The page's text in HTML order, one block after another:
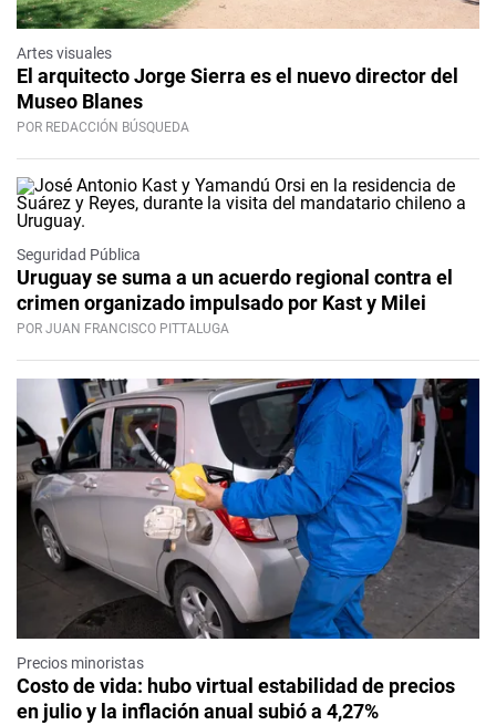
Artes visuales
El arquitecto Jorge Sierra es el nuevo director del
Museo Blanes
POR REDACCIÓN BÚSQUEDA
Seguridad Pública
Uruguay se suma a un acuerdo regional contra el
crimen organizado impulsado por Kast y Milei
POR JUAN FRANCISCO PITTALUGA
Precios minoristas
Costo de vida: hubo virtual estabilidad de precios
en julio y la inflación anual subió a 4,27%